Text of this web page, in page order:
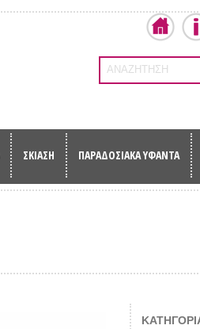
ΑΝΑΖΗΤΗΣΗ
ΣΚΙΑΣΗ ΠΑΡΑΔΟΣΙΑΚΑ ΥΦΑΝΤΑ